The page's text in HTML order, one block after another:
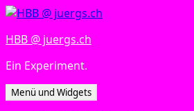
Zum
springen
HBB @ juergs.ch
Ein Experiment.
Menü und Widgets